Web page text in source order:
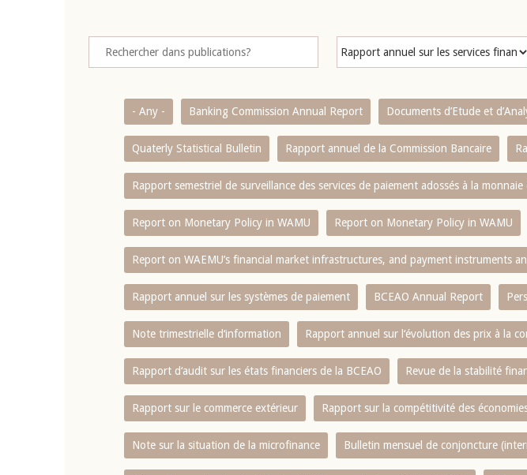
- Any - Banking Commission Annual Report Documents d’Etude et
Quaterly Statistical Bulletin Rapport annuel de la Commission Bancaire
Rapport semestriel de surveillance des services de paiement adossés à la
Report on Monetary Policy in WAMU Report on Monetary Policy in WAMU
Report on WAEMU’s financial market infrastructures, and payment instruments
Rapport annuel sur les systèmes de paiement BCEAO Annual Report
Note trimestrielle d‘information Rapport annuel sur l‘évolution des prix à la
Rapport d‘audit sur les états financiers de la BCEAO Revue de la stabilité
Rapport sur le commerce extérieur Rapport sur la compétitivité des économies
Note sur la situation de la microfinance Bulletin mensuel de conjoncture